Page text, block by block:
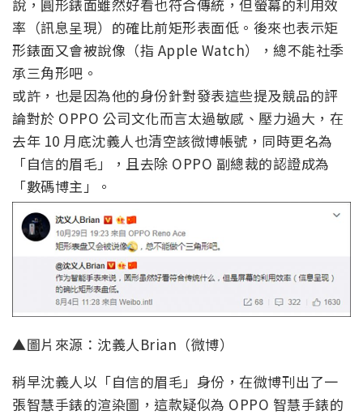
說，圓形錶面雖然好看也符合傳統，但螢幕的利用效
率（訊息呈現）的確比前矩形表面低。後來也表示矩
形錶面又會被說像（指 Apple Watch），總不能社季
承三角形吧。
或許，也是因為他的身份針對發表這些提及競品的評
論對於 OPPO 公司文化而言太過敏感、壓力過大，在
去年 10 月底沈義人也清空該微博帳號，同時更名為
「自信的眉毛」，且去除 OPPO 副總裁的認證成為
「數碼博主」。
▲圖片來源：沈義人Brian（微博）
稍早沈義人以「自信的眉毛」身份，在微博刊出了一
張智慧手錶的渲染圖，這款疑似為 OPPO 智慧手錶的